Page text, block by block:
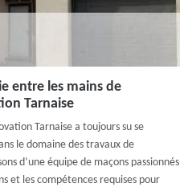
entre les mains de
Tarnaise
Tarnaise a toujours su se
le domaine des travaux de
d’une équipe de maçons passionnés
et les compétences requises pour